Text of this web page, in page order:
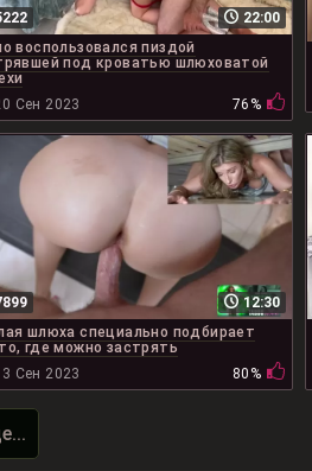
22:00
воспользовался пиздой
под кроватью шлюховатой
Сен 2023
76%
12:30
шлюха специально подбирает
где можно застрять
Сен 2023
80%